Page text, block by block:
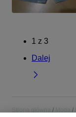
1 z 3
Dalej
Strona główna Moda